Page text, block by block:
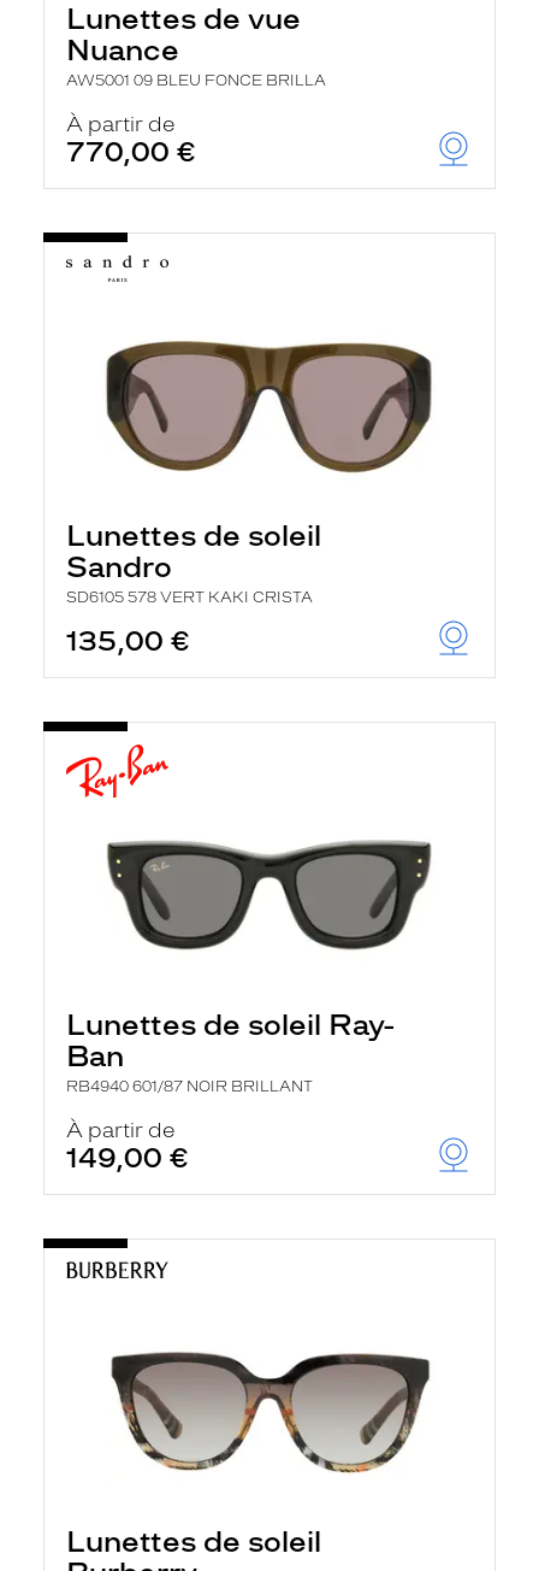
Lunettes de vue
Nuance
AW5001 09 BLEU FONCE BRILLA
À partir de
770,00 €
Lunettes de soleil
Sandro
SD6105 578 VERT KAKI CRISTA
135,00 €
Lunettes de soleil Ray-
Ban
RB4940 601/87 NOIR BRILLANT
À partir de
149,00 €
Lunettes de soleil